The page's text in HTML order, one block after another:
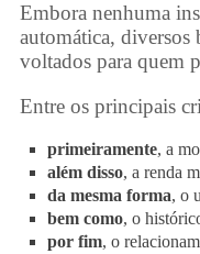
Embora nenhuma
automática, diversos
voltados para quem
Entre os principais
primeiramente, a
além disso, a renda
da mesma forma, o
bem como, o
por fim, o